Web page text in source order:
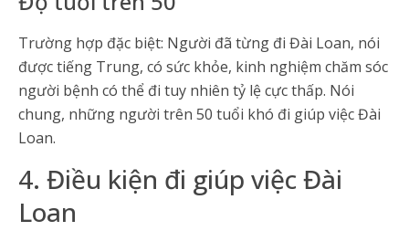
Trường hợp đặc biệt: Người đã từng đi Đài Loan, nói
được tiếng Trung, có sức khỏe, kinh nghiệm chăm sóc
người bệnh có thể đi tuy nhiên tỷ lệ cực thấp. Nói
chung, những người trên 50 tuổi khó đi giúp việc Đài
Loan.
4. Điều kiện đi giúp việc Đài
Loan